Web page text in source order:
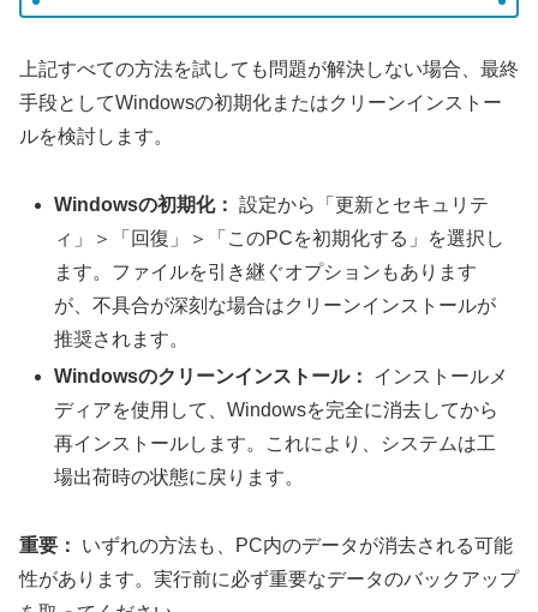
上記すべての方法を試しても問題が解決しない場合、最終
手段としてWindowsの初期化またはクリーンインストー
ルを検討します。
Windowsの初期化： 設定から「更新とセキュリテ
ィ」＞「回復」＞「このPCを初期化する」を選択し
ます。ファイルを引き継ぐオプションもあります
が、不具合が深刻な場合はクリーンインストールが
推奨されます。
Windowsのクリーンインストール：
インストールメ
ディアを使用して、Windowsを完全に消去してから
再インストールします。これにより、システムは工
場出荷時の状態に戻ります。
重要：
いずれの方法も、PC内のデータが消去される可能
性があります。実行前に必ず重要なデータのバックアップ